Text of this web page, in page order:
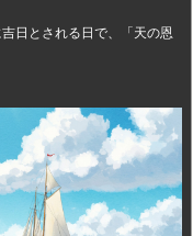
日とされる日で、「天の恩